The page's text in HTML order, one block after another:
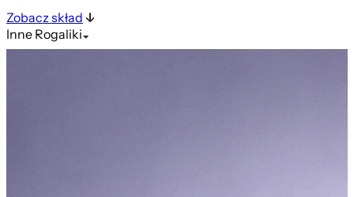
Zobacz skład
InneRogaliki